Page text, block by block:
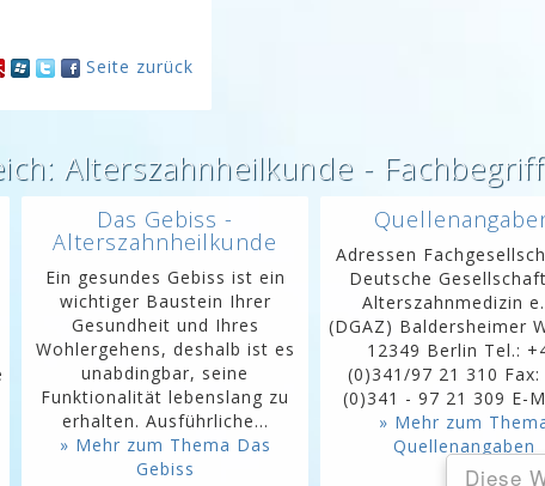
Diese
Seite zurück
Alterszahnheilkunde -
Das Gebiss -
Alterszahnheilkunde
Ein gesundes Gebiss ist ein
wichtiger Baustein Ihrer
Gesundheit und Ihres
Wohlergehens, deshalb ist es
unabdingbar, seine
Funktionalität lebenslang zu
erhalten. Ausführliche...
» Mehr zum Thema Das
Gebiss
Adressen
Deutsche
Alterszahnmedizin e.
(DGAZ) Baldersheimer
12349 Berlin Tel.:
(0)341/97 21 310 Fax:
(0)341 - 97 21 309 E-
» Mehr zum
Quellenangaben